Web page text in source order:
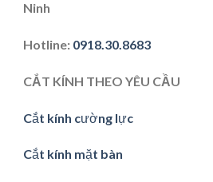
Ninh
Hotline: 0918.30.8683
CẮT KÍNH THEO YÊU CẦU
Cắt kính cường lực
Cắt kính mặt bàn